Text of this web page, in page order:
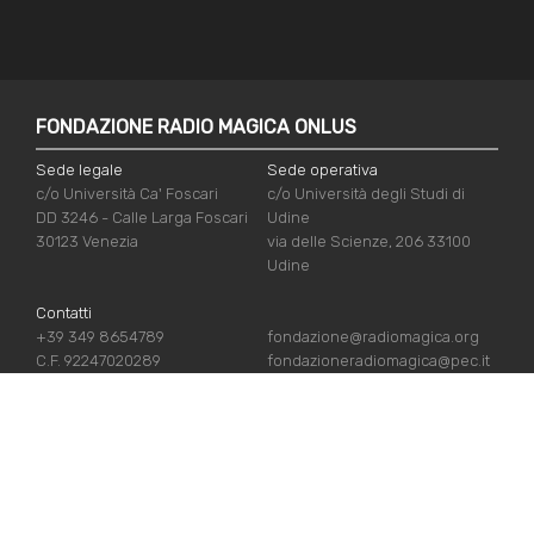
FONDAZIONE RADIO MAGICA ONLUS
Sede legale
c/o Università Ca' Foscari
DD 3246 - Calle Larga Foscari
30123 Venezia
Sede operativa
c/o Università degli Studi di
Udine
via delle Scienze, 206 33100
Udine
Contatti
+39 349 8654789
C.F. 92247020289
fondazione@radiomagica.org
fondazioneradiomagica@pec.it